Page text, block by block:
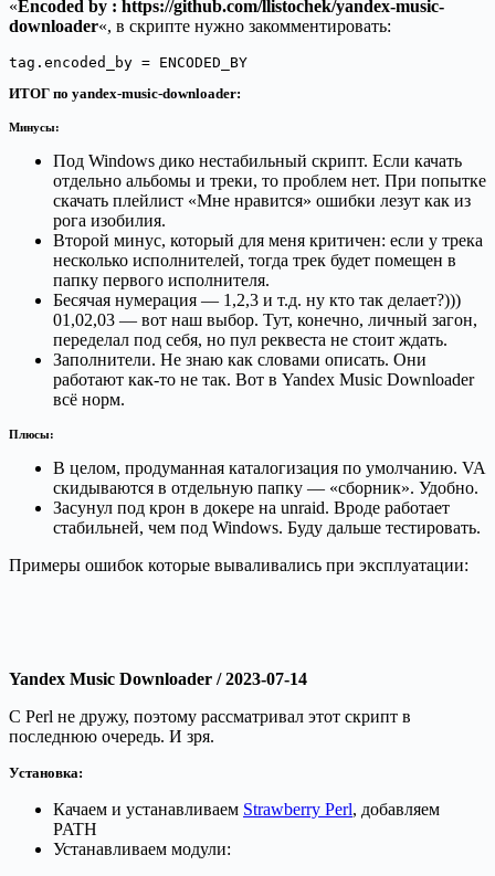
«Encoded by : https://github.com/llistochek/yandex-music-
downloader«, в скрипте нужно закомментировать:
tag.encoded_by = ENCODED_BY
ИТОГ по yandex-music-downloader:
Минусы:
Под Windows дико нестабильный скрипт. Если качать
отдельно альбомы и треки, то проблем нет. При попытке
скачать плейлист «Мне нравится» ошибки лезут как из
рога изобилия.
Второй минус, который для меня критичен: если у трека
несколько исполнителей, тогда трек будет помещен в
папку первого исполнителя.
Бесячая нумерация — 1,2,3 и т.д. ну кто так делает?)))
01,02,03 — вот наш выбор. Тут, конечно, личный загон,
переделал под себя, но пул реквеста не стоит ждать.
Заполнители. Не знаю как словами описать. Они
работают как-то не так. Вот в Yandex Music Downloader
всё норм.
Плюсы:
В целом, продуманная каталогизация по умолчанию. VA
скидываются в отдельную папку — «сборник». Удобно.
Засунул под крон в докере на unraid. Вроде работает
стабильней, чем под Windows. Буду дальше тестировать.
Примеры ошибок которые вываливались при эксплуатации:
Yandex Music Downloader / 2023-07-14
С Perl не дружу, поэтому рассматривал этот скрипт в
последнюю очередь. И зря.
Установка:
Качаем и устанавливаем Strawberry Perl, добавляем
PATH
Устанавливаем модули: